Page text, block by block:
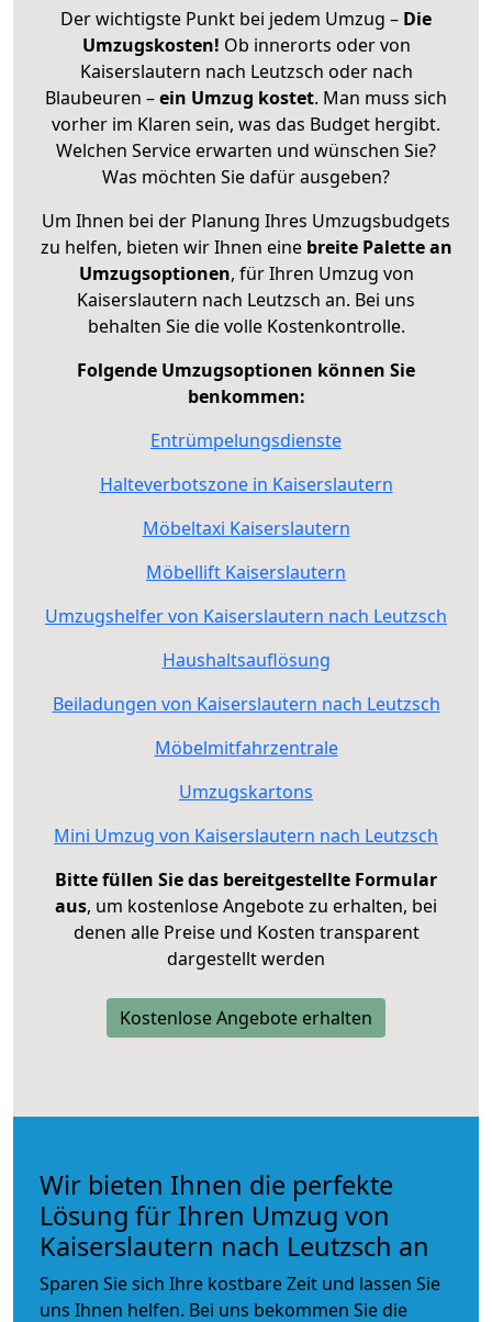
Der wichtigste Punkt bei jedem Umzug – Die
Umzugskosten! Ob innerorts oder von
Kaiserslautern nach Leutzsch oder nach
Blaubeuren –ein Umzug kostet. Man muss sich
vorher im Klaren sein, was das Budget hergibt.
Welchen Service erwarten und wünschen Sie?
Was möchten Sie dafür ausgeben?
Um Ihnen bei der Planung Ihres Umzugsbudgets
zu helfen, bieten wir Ihnen eine breite Palette an
Umzugsoptionen, für Ihren Umzug von
Kaiserslautern nach Leutzsch an. Bei uns
behalten Sie die volle Kostenkontrolle.
Folgende Umzugsoptionen können Sie
benkommen:
Entrümpelungsdienste
Halteverbotszone in Kaiserslautern
Möbeltaxi Kaiserslautern
Möbellift Kaiserslautern
Umzugshelfer von Kaiserslautern nach Leutzsch
Haushaltsauflösung
Beiladungen von Kaiserslautern nach Leutzsch
Möbelmitfahrzentrale
Umzugskartons
Mini Umzug von Kaiserslautern nach Leutzsch
Bitte füllen Sie das bereitgestellte Formular
aus, um kostenlose Angebote zu erhalten, bei
denen alle Preise und Kosten transparent
dargestellt werden
Kostenlose Angebote erhalten
Wir bieten Ihnen die perfekte
Lösung für Ihren Umzug von
Kaiserslautern nach Leutzsch an
Sparen Sie sich Ihre kostbare Zeit und lassen Sie
uns Ihnen helfen. Bei uns bekommen Sie die